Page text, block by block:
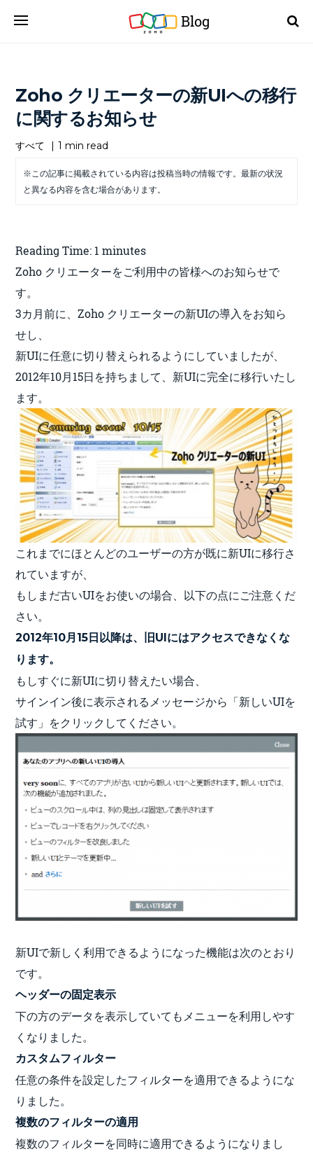
Blog
Zoho クリエーターの新UIへの移行
に関するお知らせ
すべて | 1 min read
※この記事に掲載されている内容は投稿当時の情報です。最新の状況
と異なる内容を含む場合があります。
Reading Time: 1 minutes
Zoho クリエーターをご利用中の皆様へのお知らせで
す。
3カ月前に、Zoho クリエーターの新UIの導入をお知ら
せし、
新UIに任意に切り替えられるようにしていましたが、
2012年10月15日を持ちまして、新UIに完全に移行いたし
ます。
これまでにほとんどのユーザーの方が既に新UIに移行さ
れていますが、
もしまだ古いUIをお使いの場合、以下の点にご注意くだ
さい。
2012年10月15日以降は、旧UIにはアクセスできなくな
ります。
もしすぐに新UIに切り替えたい場合、
サインイン後に表示されるメッセージから「新しいUIを
試す」をクリックしてください。
新UIで新しく利用できるようになった機能は次のとおり
です。
ヘッダーの固定表示
下の方のデータを表示していてもメニューを利用しやす
くなりました。
カスタムフィルター
任意の条件を設定したフィルターを適用できるようにな
りました。
複数のフィルターの適用
複数のフィルターを同時に適用できるようになりまし